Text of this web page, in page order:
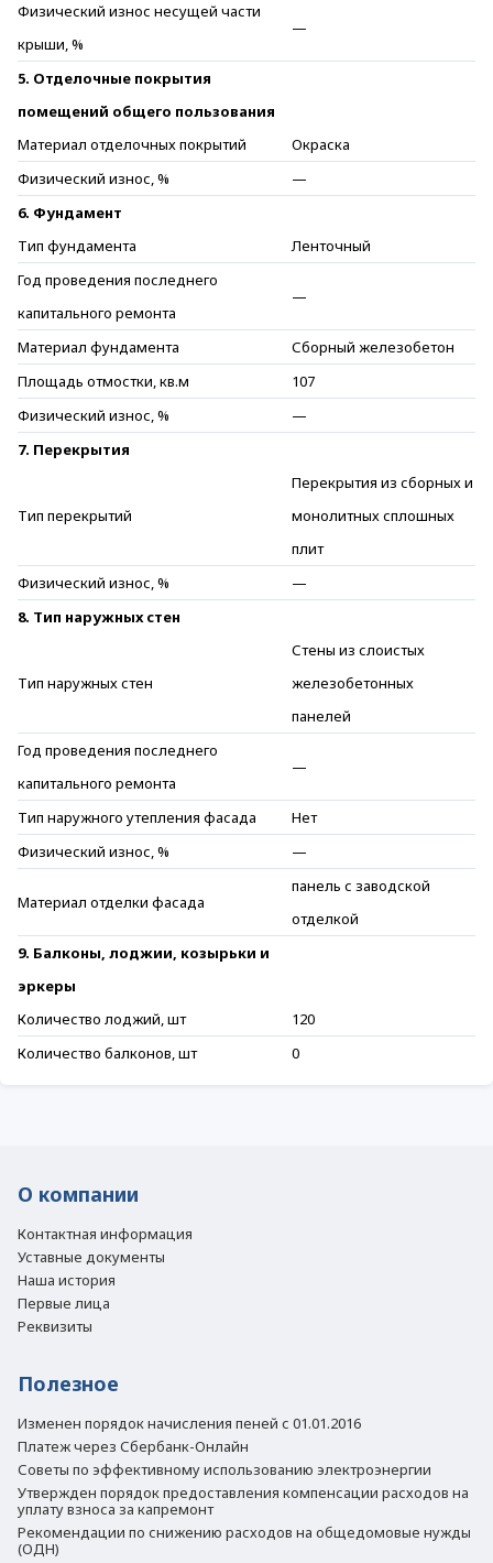
Физический износ несущей части
крыши, %
—
5. Отделочные покрытия
помещений общего пользования
Материал отделочных покрытий
Окраска
Физический износ, %
—
6. Фундамент
Тип фундамента
Ленточный
Год проведения последнего
капитального ремонта
—
Материал фундамента
Сборный железобетон
Площадь отмостки, кв.м
107
Физический износ, %
—
7. Перекрытия
Тип перекрытий
Перекрытия из сборных и
монолитных сплошных
плит
Физический износ, %
—
8. Тип наружных стен
Тип наружных стен
Стены из слоистых
железобетонных
панелей
Год проведения последнего
капитального ремонта
—
Тип наружного утепления фасада
Нет
Физический износ, %
—
Материал отделки фасада
панель с заводской
отделкой
9. Балконы, лоджии, козырьки и
эркеры
Количество лоджий, шт
120
Количество балконов, шт
0
О компании
Контактная информация
Уставные документы
Наша история
Первые лица
Реквизиты
Полезное
Изменен порядок начисления пеней с 01.01.2016
Платеж через Сбербанк-Онлайн
Советы по эффективному использованию электроэнергии
Утвержден порядок предоставления компенсации расходов на
уплату взноса за капремонт
Рекомендации по снижению расходов на общедомовые нужды
(ОДН)